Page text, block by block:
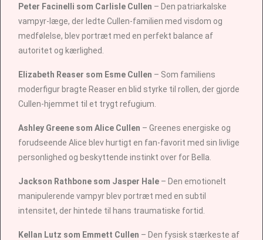
Peter Facinelli som Carlisle Cullen – Den patriarkalske
vampyr-læge, der ledte Cullen-familien med visdom og
medfølelse, blev portræt med en perfekt balance af
autoritet og kærlighed.
Elizabeth Reaser som Esme Cullen – Som familiens
moderfigur bragte Reaser en blid styrke til rollen, der gjorde
Cullen-hjemmet til et trygt refugium.
Ashley Greene som Alice Cullen – Greenes energiske og
forudseende Alice blev hurtigt en fan-favorit med sin livlige
personlighed og beskyttende instinkt over for Bella.
Jackson Rathbone som Jasper Hale – Den emotionelt
manipulerende vampyr blev portræt med en subtil
intensitet, der hintede til hans traumatiske fortid.
Kellan Lutz som Emmett Cullen – Den fysisk stærkeste af